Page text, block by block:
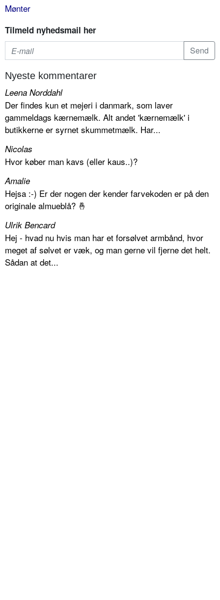
Mønter
Tilmeld nyhedsmail her
Nyeste kommentarer
Leena Norddahl
Der findes kun et mejeri i danmark, som laver
gammeldags kærnemælk. Alt andet 'kærnemælk' i
butikkerne er syrnet skummetmælk. Har...
Nicolas
Hvor køber man kavs (eller kaus..)?
Amalie
Hejsa :-) Er der nogen der kender farvekoden er på den
originale almueblå? 🤞
Ulrik Bencard
Hej - hvad nu hvis man har et forsølvet armbånd, hvor
meget af sølvet er væk, og man gerne vil fjerne det helt.
Sådan at det...